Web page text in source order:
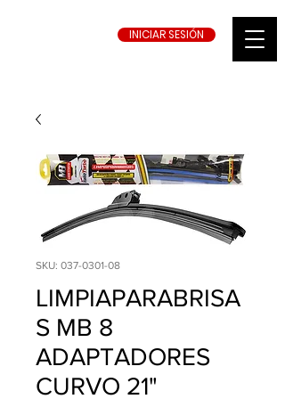
INICIAR SESIÓN
SKU: 037-0301-08
LIMPIAPARABRISA
S MB 8
ADAPTADORES
CURVO 21"